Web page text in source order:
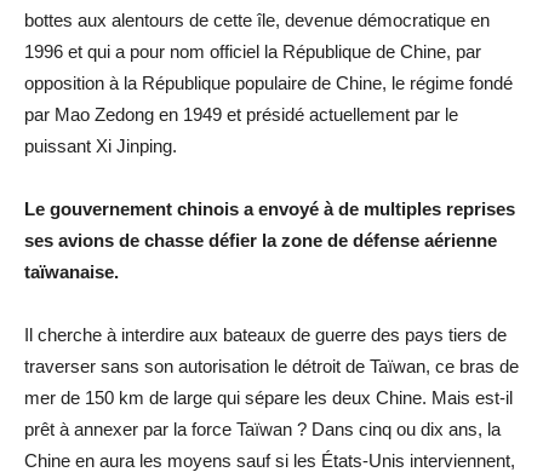
bottes aux alentours de cette île, devenue démocratique en
1996 et qui a pour nom officiel la République de Chine, par
opposition à la République populaire de Chine, le régime fondé
par Mao Zedong en 1949 et présidé actuellement par le
puissant Xi Jinping.
Le gouvernement chinois a envoyé à de multiples reprises
ses avions de chasse défier la zone de défense aérienne
taïwanaise.
Il cherche à interdire aux bateaux de guerre des pays tiers de
traverser sans son autorisation le détroit de Taïwan, ce bras de
mer de 150 km de large qui sépare les deux Chine. Mais est-il
prêt à annexer par la force Taïwan ? Dans cinq ou dix ans, la
Chine en aura les moyens sauf si les États-Unis interviennent,